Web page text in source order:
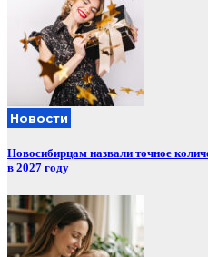
Новости
Новосибирцам назвали точное
в 2027 году